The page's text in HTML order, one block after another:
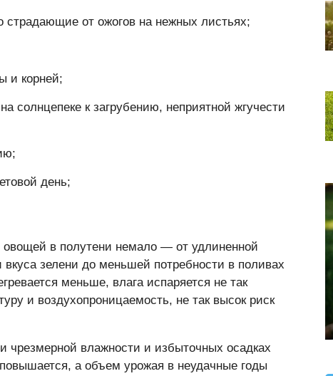
страдающие от ожогов на нежных листьях;
и корней;
солнцепеке к загрубению, неприятной жгучести
день;
в полутени немало — от удлиненной
зелени до меньшей потребности в поливах
меньше, влага испаряется не так
и воздухопроницаемость, не так высок риск
чрезмерной влажности и избыточных осадках
а объем урожая в неудачные годы